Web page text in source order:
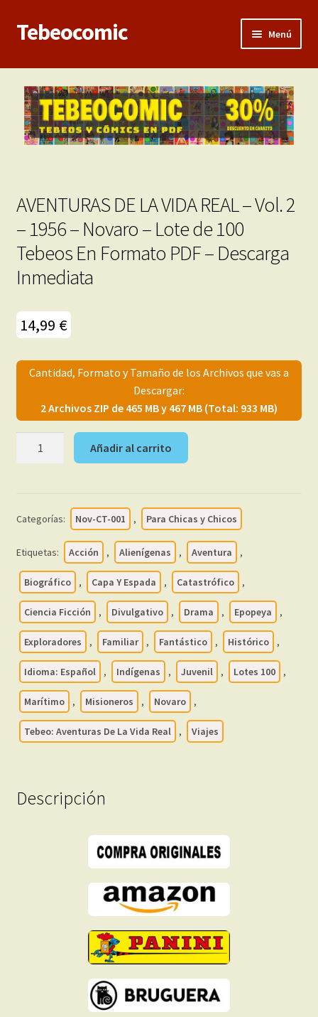
Ir
Ir
al
Tebeocomic Menú
Inicio
Categorías
el
menú
Franco-Belga
Inéditas
Mi cuenta
AVENTURAS DE LA VIDA REAL – Vol. 2
– 1956 – Novaro – Lote de 100
Tebeos En Formato PDF – Descarga
Inmediata
14,99 €
Cantidad, Formato y Tamaño de los Archivos que vas a
Descargar:
2 Archivos ZIP de 465 MB y 467 MB (Total: 933 MB)
AVENTURAS
Vol.
1956
-
Novaro
-
Lote
de
100
Tebeos
En
-
Añadir al carrito
Categorías: Nov-CT-001 , Para Chicas y Chicos
Etiquetas: Acción , Alienígenas , Aventura ,
Biográfico , Capa Y Espada , Catastrófico ,
Ciencia Ficción , Divulgativo , Drama , Epopeya ,
Exploradores , Familiar , Fantástico , Histórico ,
Idioma: Español , Indígenas , Juvenil , Lotes 100 ,
Marítimo , Misioneros , Novaro ,
Tebeo: Aventuras De La Vida Real , Viajes
Descripción